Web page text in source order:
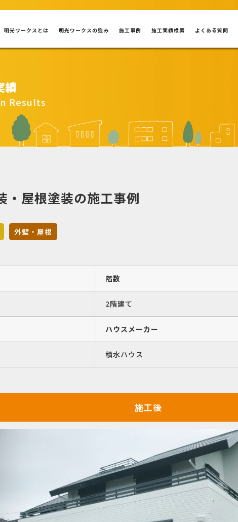
明光ワークスとは 明光ワークスの強み 施工事例 施工実績検索 よくある質問
績
Results
・屋根塗装の施工事例
外壁・屋根
階数
2階建て
ハウスメーカー
積水ハウス
施工後